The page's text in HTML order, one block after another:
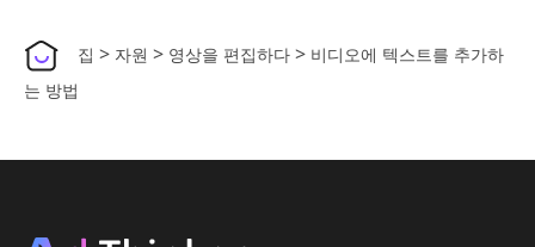
집 > 자원 > 영상을 편집하다 > 비디오에 텍스트를 추가하
는 방법